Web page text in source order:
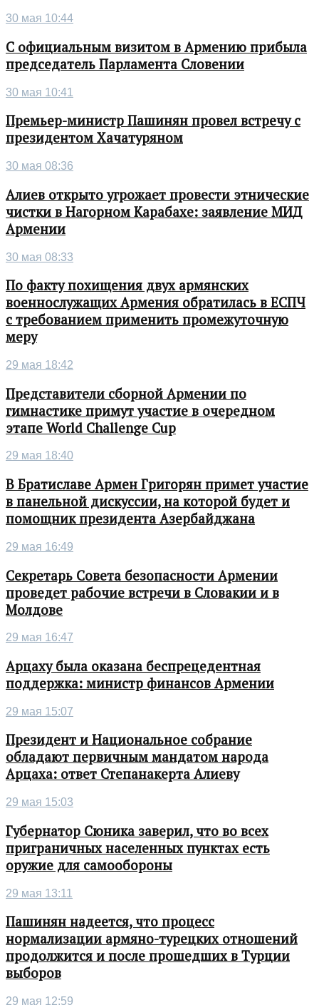
30 мая 10:44
С официальным визитом в Армению прибыла
председатель Парламента Словении
30 мая 10:41
Премьер-министр Пашинян провел встречу с
президентом Хачатуряном
30 мая 08:36
Алиев открыто угрожает провести этнические
чистки в Нагорном Карабахе: заявление МИД
Армении
30 мая 08:33
По факту похищения двух армянских
военнослужащих Армения обратилась в ЕСПЧ
с требованием применить промежуточную
меру
29 мая 18:42
Представители сборной Армении по
гимнастике примут участие в очередном
этапе World Challenge Cup
29 мая 18:40
В Братиславе Армен Григорян примет участие
в панельной дискуссии, на которой будет и
помощник президента Азербайджана
29 мая 16:49
Секретарь Совета безопасности Армении
проведет рабочие встречи в Словакии и в
Молдове
29 мая 16:47
Арцаху была оказана беспрецедентная
поддержка: министр финансов Армении
29 мая 15:07
Президент и Национальное собрание
обладают первичным мандатом народа
Арцаха: ответ Степанакерта Алиеву
29 мая 15:03
Губернатор Сюника заверил, что во всех
приграничных населенных пунктах есть
оружие для самообороны
29 мая 13:11
Пашинян надеется, что процесс
нормализации армяно-турецких отношений
продолжится и после прошедших в Турции
выборов
29 мая 12:59